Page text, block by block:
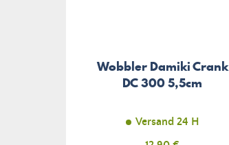
Wobbler Damiki Crank
DC 300 5,5cm
Versand 24 H